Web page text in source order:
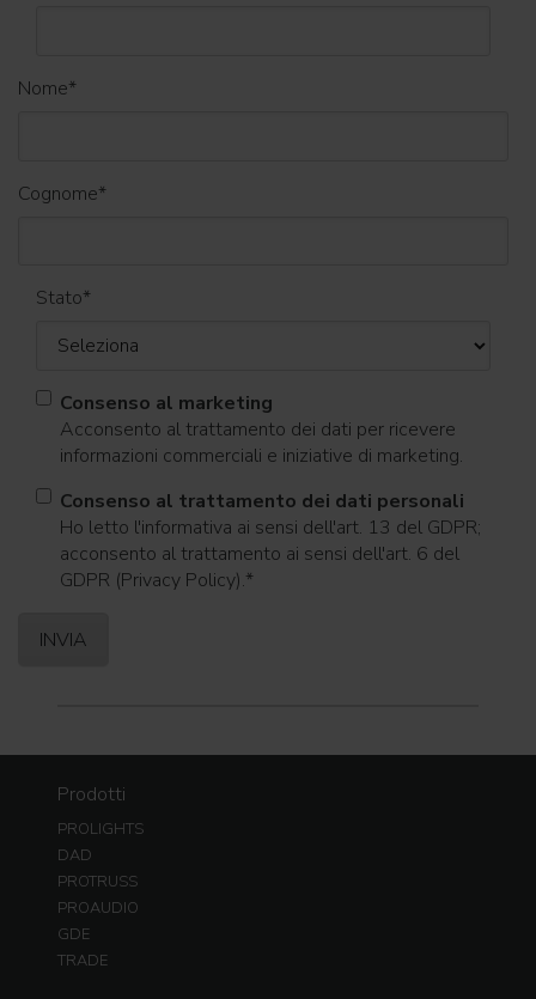
Nome*
Cognome*
Stato*
Consenso al marketing
Acconsento al trattamento dei dati per ricevere
informazioni commerciali e iniziative di marketing.
Consenso al trattamento dei dati personali
Ho letto l'informativa ai sensi dell'art. 13 del GDPR;
acconsento al trattamento ai sensi dell'art. 6 del
GDPR (Privacy Policy).*
Prodotti
PROLIGHTS
DAD
PROTRUSS
PROAUDIO
GDE
TRADE